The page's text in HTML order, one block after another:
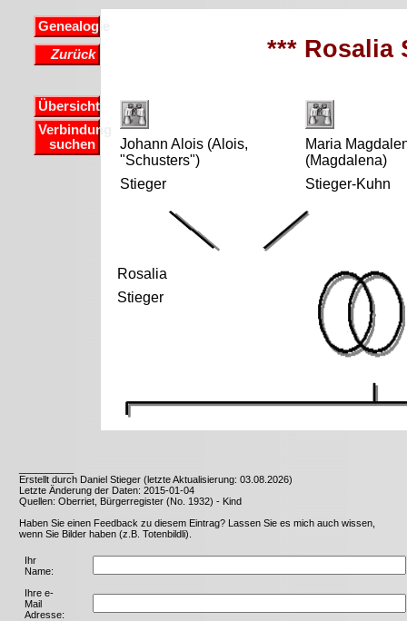
Genealogie
Zurück
Übersicht
Verbindung
suchen
*** Rosalia
Johann Alois (Alois,
"Schusters")
Stieger
Maria
(Magdalena)
Stieger-Kuhn
Rosalia
Stieger
Erstellt durch Daniel Stieger (letzte Aktualisierung: 03.08.2026)
Letzte Änderung der Daten: 2015-01-04
Quellen: Oberriet, Bürgerregister (No. 1932) - Kind
Haben Sie einen Feedback zu diesem Eintrag? Lassen Sie es mich auch wissen,
wenn Sie Bilder haben (z.B. Totenbildli).
Ihr
Name:
Ihre e-
Mail
Adresse: